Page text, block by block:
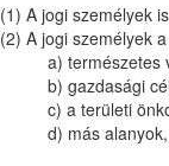
(1) A jogi személyek
(2) A jogi személyek
a) természetes
b) gazdasági
c) a területi
d) más